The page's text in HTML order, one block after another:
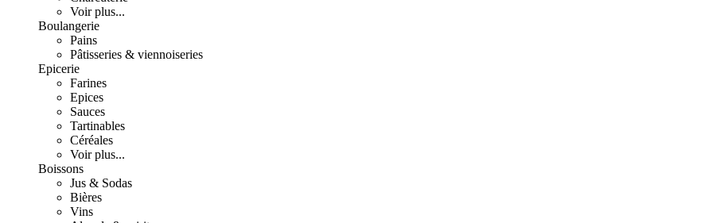
Voir plus...
Boulangerie
Pains
Pâtisseries & viennoiseries
Epicerie
Farines
Epices
Sauces
Tartinables
Céréales
Voir plus...
Boissons
Jus & Sodas
Bières
Vins